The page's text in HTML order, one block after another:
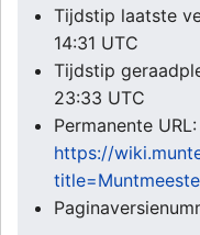
Tijdstip laatste
14:31 UTC
Tijdstip
23:33 UTC
Permanente URL:
https://